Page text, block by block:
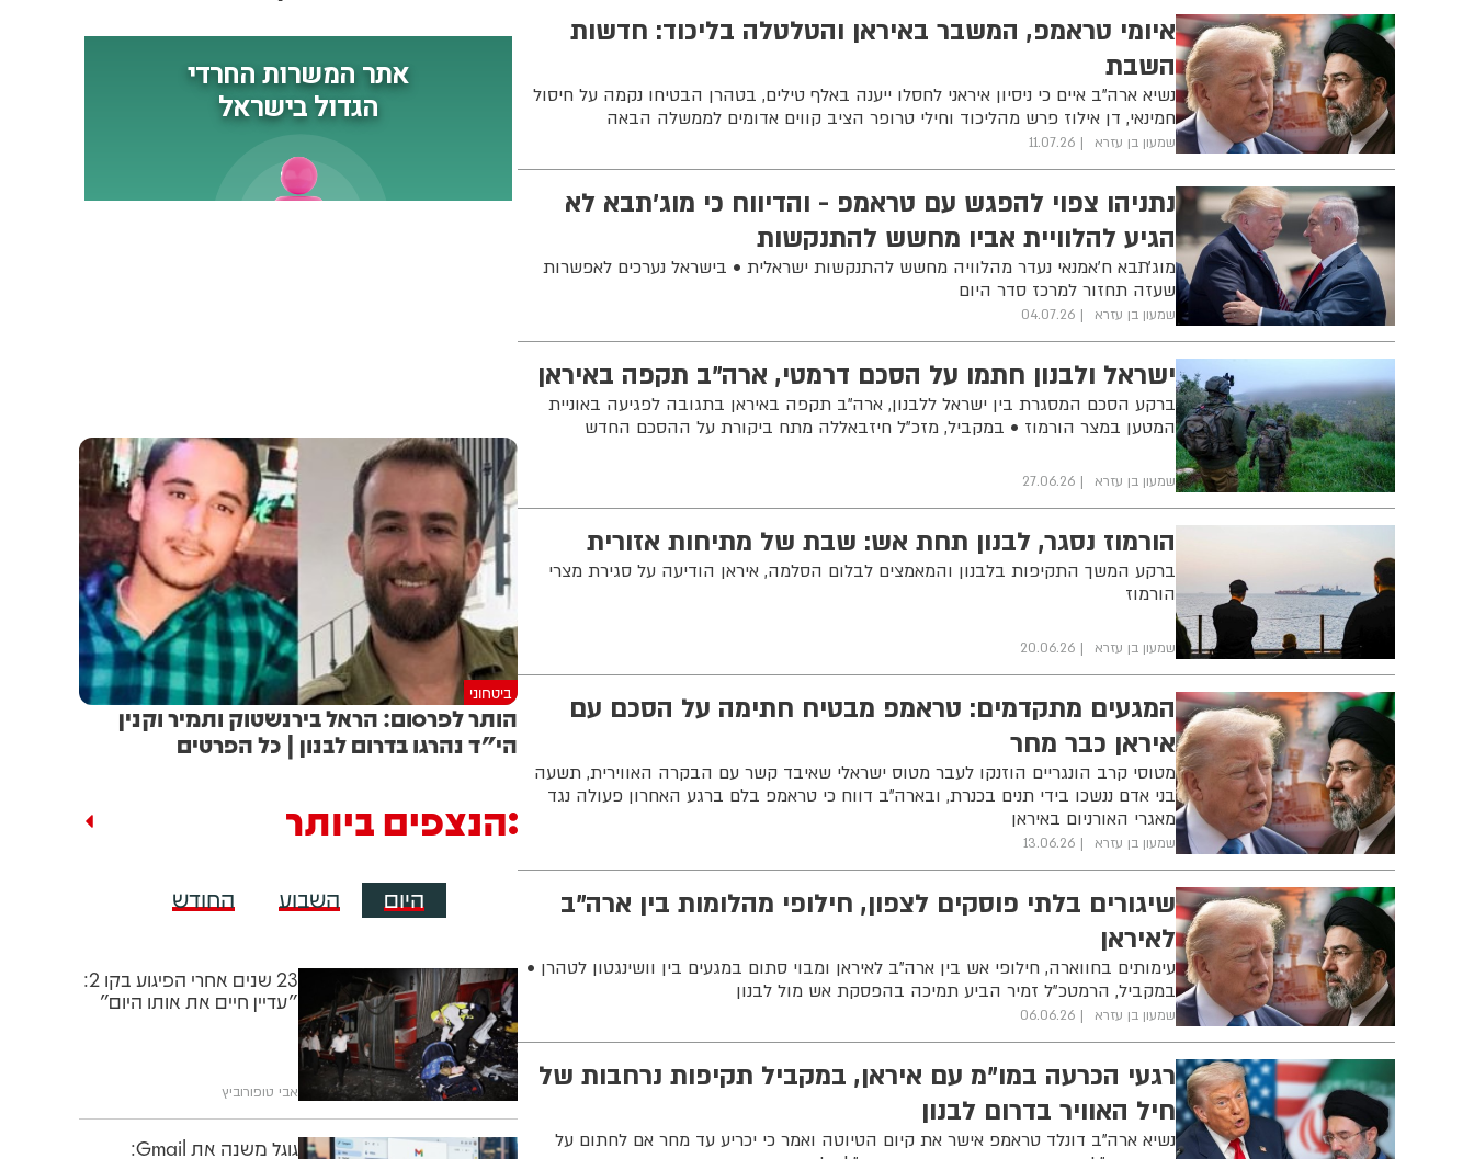
איומי טראמפ, המשבר באיראן והטלטלה בליכוד: חדשות
השבת
נשיא ארה"ב איים כי ניסיון איראני לחסלו ייענה באלף טילים, בטהרן הבטיחו נקמה על חיסול
חמינאי, דן אילוז פרש מהליכוד וחילי טרופר הציב קווים אדומים לממשלה הבאה
שמעון בן עזרא 11.07.26
נתניהו צפוי להפגש עם טראמפ - והדיווח כי מוג’תבא לא
הגיע להלוויית אביו מחשש להתנקשות
מוג׳תבא ח'אמנאי נעדר מהלוויה מחשש להתנקשות ישראלית • בישראל נערכים לאפשרות
שעזה תחזור למרכז סדר היום
שמעון בן עזרא 04.07.26
ישראל ולבנון חתמו על הסכם דרמטי, ארה"ב תקפה באיראן
ברקע הסכם המסגרת בין ישראל ללבנון, ארה"ב תקפה באיראן בתגובה לפגיעה באוניית
המטען במצר הורמוז • במקביל, מזכ”ל חיזבאללה מתח ביקורת על ההסכם החדש
שמעון בן עזרא 27.06.26
הורמוז נסגר, לבנון תחת אש: שבת של מתיחות אזורית
ברקע המשך התקיפות בלבנון והמאמצים לבלום הסלמה, איראן הודיעה על סגירת מצרי
הורמוז
שמעון בן עזרא 20.06.26
המגעים מתקדמים: טראמפ מבטיח חתימה על הסכם עם
איראן כבר מחר
מטוסי קרב הונגריים הוזנקו לעבר מטוס ישראלי שאיבד קשר עם הבקרה האווירית, תשעה
בני אדם ננשכו בידי תנים בכנרת, ובארה”ב דווח כי טראמפ בלם ברגע האחרון פעולה נגד
מאגרי האורניום באיראן
שמעון בן עזרא 13.06.26
שיגורים בלתי פוסקים לצפון, חילופי מהלומות בין ארה"ב
לאיראן
עימותים בחווארה, חילופי אש בין ארה"ב לאיראן ומבוי סתום במגעים בין וושינגטון לטהרן •
במקביל, הרמטכ"ל זמיר הביע תמיכה בהפסקת אש מול לבנון
שמעון בן עזרא 06.06.26
רגעי הכרעה במו"מ עם איראן, במקביל תקיפות נרחבות של
חיל האוויר בדרום לבנון
נשיא ארה"ב דונלד טראמפ אישר את קיום הטיוטה ואמר כי יכריע עד מחר אם לחתום על
ביטחוני
הותר לפרסום: הראל בירנשטוק ותמיר וקנין
הי"ד נהרגו בדרום לבנון | כל הפרטים
הנצפים ביותר
היום השבוע החודש
23 שנים אחרי הפיגוע בקו 2:
"עדיין חיים את אותו היום"
אבי טופורוביץ
גוגל משנה את Gmail: